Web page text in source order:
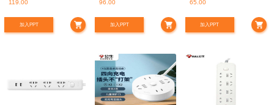
119.00
加入PPT
96.00
加入PPT
65.00
加入PPT